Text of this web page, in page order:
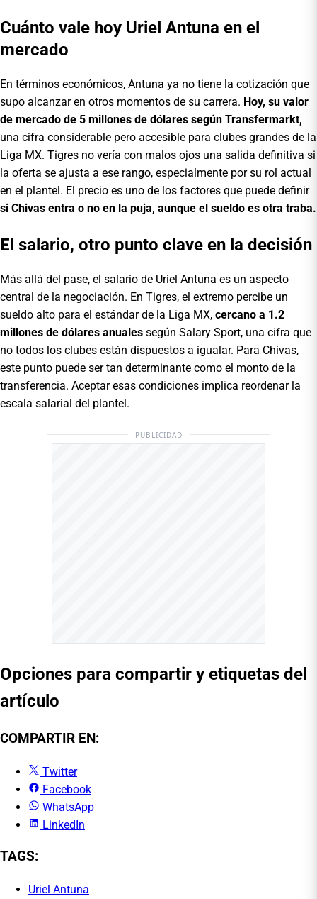
Cuánto vale hoy Uriel Antuna en el
mercado
En términos económicos, Antuna ya no tiene la cotización que
supo alcanzar en otros momentos de su carrera. Hoy, su valor
de mercado de 5 millones de dólares según Transfermarkt,
una cifra considerable pero accesible para clubes grandes de la
Liga MX. Tigres no vería con malos ojos una salida definitiva si
la oferta se ajusta a ese rango, especialmente por su rol actual
en el plantel. El precio es uno de los factores que puede definir
si Chivas entra o no en la puja, aunque el sueldo es otra traba.
El salario, otro punto clave en la decisión
Más allá del pase, el salario de Uriel Antuna es un aspecto
central de la negociación. En Tigres, el extremo percibe un
sueldo alto para el estándar de la Liga MX, cercano a 1.2
millones de dólares anuales según Salary Sport, una cifra que
no todos los clubes están dispuestos a igualar. Para Chivas,
este punto puede ser tan determinante como el monto de la
transferencia. Aceptar esas condiciones implica reordenar la
escala salarial del plantel.
PUBLICIDAD
Opciones para compartir y etiquetas del
artículo
COMPARTIR EN:
Twitter
Facebook
WhatsApp
LinkedIn
TAGS:
Uriel Antuna